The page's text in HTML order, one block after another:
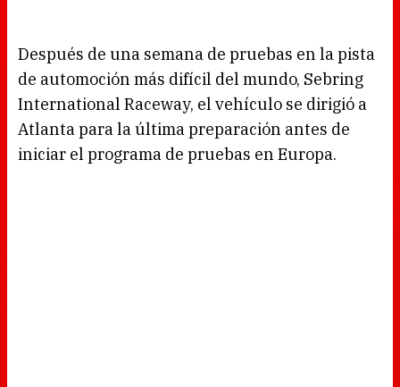
Después de una semana de pruebas en la pista
de automoción más difícil del mundo, Sebring
International Raceway, el vehículo se dirigió a
Atlanta para la última preparación antes de
iniciar el programa de pruebas en Europa.